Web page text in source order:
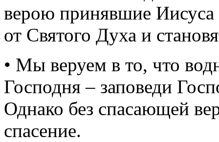
верою принявшие
от Святого Духа и
• Мы веруем в то, что
Господня – заповеди
Однако без спасающей
спасение.